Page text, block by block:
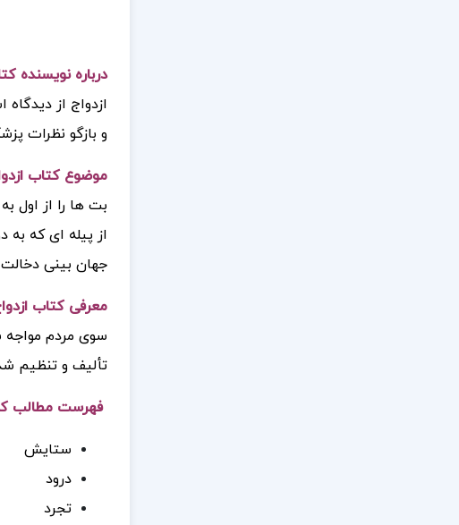
درباره نویسنده
ازدواج از
و بازگو نظرات
موضوع کتاب
بت ها را از اول
از پیله ای که به
جهان بینی
معرفی کتاب
سوی مردم مواجه
تألیف و تنظیم شده و برای
فهرست مطالب
ستایش
درود
تجرد